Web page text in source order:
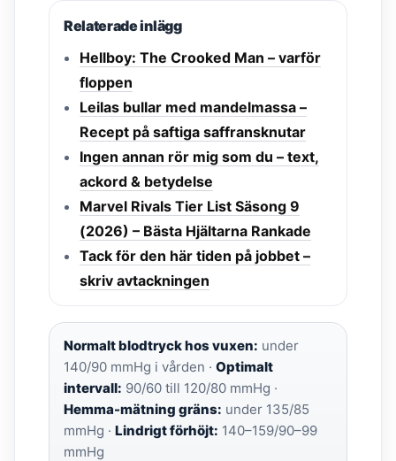
Relaterade inlägg
Hellboy: The Crooked Man – varför
floppen
Leilas bullar med mandelmassa –
Recept på saftiga saffransknutar
Ingen annan rör mig som du – text,
ackord & betydelse
Marvel Rivals Tier List Säsong 9
(2026) – Bästa Hjältarna Rankade
Tack för den här tiden på jobbet –
skriv avtackningen
Normalt blodtryck hos vuxen: under
140/90 mmHg i vården · Optimalt
intervall: 90/60 till 120/80 mmHg ·
Hemma-mätning gräns: under 135/85
mmHg · Lindrigt förhöjt: 140–159/90–99
mmHg